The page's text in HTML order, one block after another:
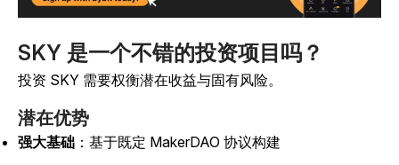
SKY 是一个不错的投资项目吗？
投资 SKY 需要权衡潜在收益与固有风险。
潜在优势
强大基础 ：基于既定 MakerDAO 协议构建